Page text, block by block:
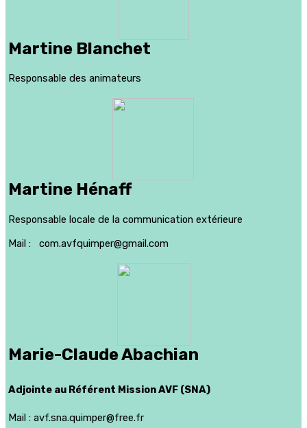
Martine Blanchet
Responsable des animateurs
Martine Hénaff
Responsable locale de la communication extérieure
Mail : com.avfquimper@gmail.com
Marie-Claude Abachian
Adjointe au Référent Mission AVF (SNA)
Mail : avf.sna.quimper@free.fr